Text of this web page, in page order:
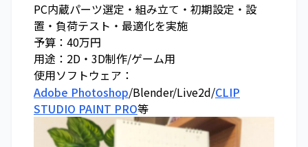
PC内蔵パーツ選定・組み立て・初期設定・設
置・負荷テスト・最適化を実施
予算：40万円
用途：2D・3D制作/ゲーム用
使用ソフトウェア：
Adobe Photoshop/Blender/Live2d/CLIP
STUDIO PAINT PRO等